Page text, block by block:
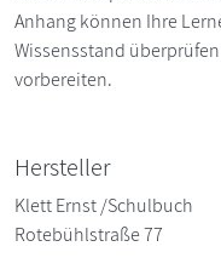
Anhang können Ihre
Wissensstand
vorbereiten.
Hersteller
Klett Ernst /Schulbuch
Rotebühlstraße 77